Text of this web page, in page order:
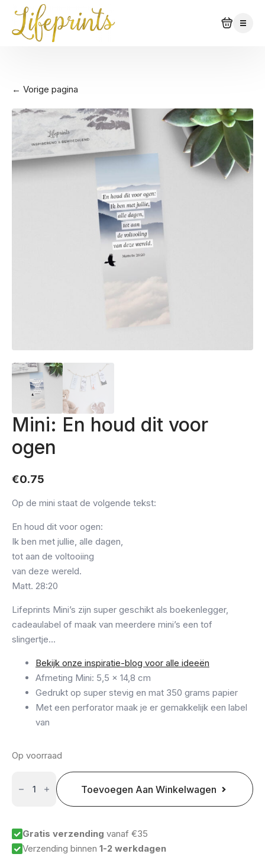
← Vorige pagina
Mini: En houd dit voor
ogen
€0.75
Op de mini staat de volgende tekst:
En houd dit voor ogen:
Ik ben met jullie, alle dagen,
tot aan de voltooiing
van deze wereld.
Matt. 28:20
Lifeprints Mini’s zijn super geschikt als boekenlegger,
cadeaulabel of maak van meerdere mini’s een tof
slingertje…
Bekijk onze inspiratie-blog voor alle ideeën
Afmeting Mini: 5,5 x 14,8 cm
Gedrukt op super stevig en mat 350 grams papier
Met een perforator maak je er gemakkelijk een label
van
Op voorraad
aantal
Toevoegen Aan Winkelwagen
Gratis verzending vanaf €35
Verzending binnen 1-2 werkdagen